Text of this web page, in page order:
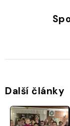
Další články